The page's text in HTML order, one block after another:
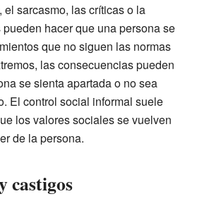
sarcasmo, las críticas o la
hacer que una persona se
que no siguen las normas
las consecuencias pueden
se sienta apartada o no sea
El control social informal suele
los valores sociales se vuelven
de la persona.
castigos